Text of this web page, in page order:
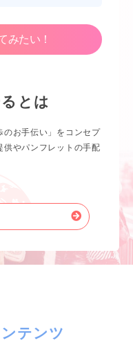
みたい！
とは
のお手伝い」をコンセプ
供やパンフレットの手配
テンツ